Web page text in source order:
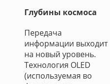
Глубины космоса
Передача
информации выходит
на новый уровень.
Технология OLED
(используемая во